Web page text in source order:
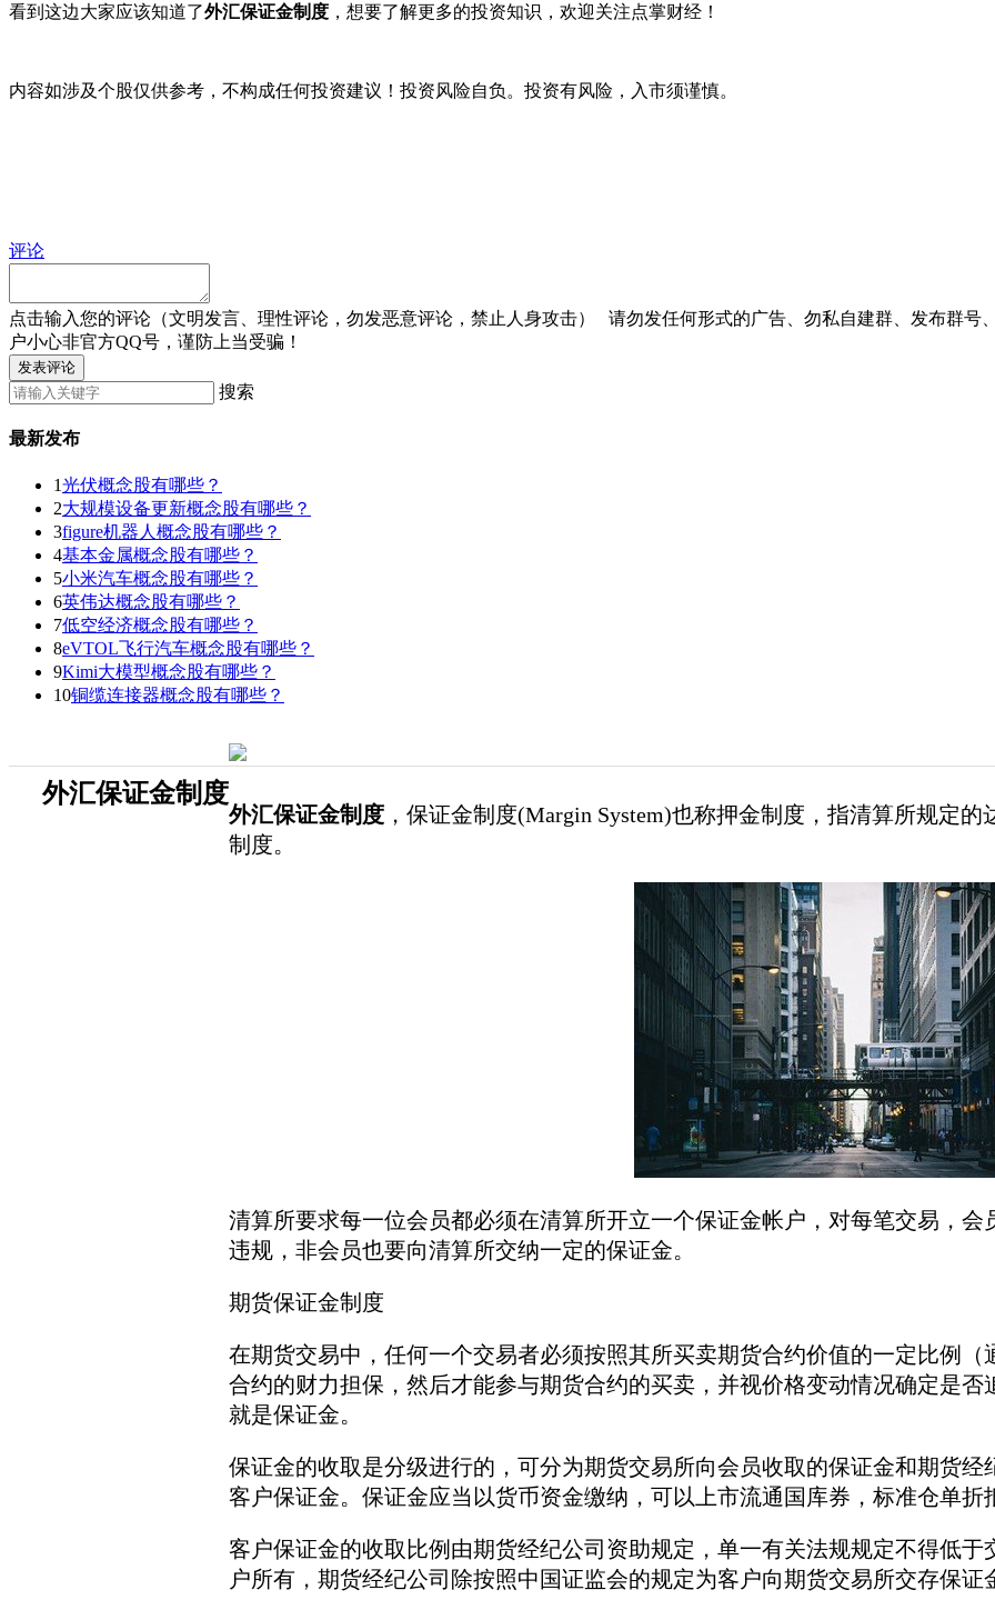
看到这边大家应该知道了外汇保证金制度 ，想要了解更多的投资知识，欢迎关注点掌财经！
内容如涉及个股仅供参考，不构成任何投资建议！投资风险自负。投资有风险，入市须谨慎。
评论
点击输入您的评论（文明发言、理性评论，勿发恶意评论，禁止人身攻击）
请勿发任何形式的广告、勿私自建群、发布群号
户小心非官方QQ号，谨防上当受骗！
发表评论
搜索
最新发布
1光伏概念股有哪些？
2大规模设备更新概念股有哪些？
3figure机器人概念股有哪些？
4基本金属概念股有哪些？
5小米汽车概念股有哪些？
6英伟达概念股有哪些？
7低空经济概念股有哪些？
8eVTOL飞行汽车概念股有哪些？
9Kimi大模型概念股有哪些？
10铜缆连接器概念股有哪些？
​外汇保证金制度
外汇保证金制度 ，保证金制度(Margin System)也称押金制度，指清算所规定
制度。
清算所要求每一位会员都必须在清算所开立一个保证金帐户，对每笔交易，
违规，非会员也要向清算所交纳一定的保证金。
期货保证金制度
在期货交易中，任何一个交易者必须按照其所买卖期货合约价值的一定比例
合约的财力担保，然后才能参与期货合约的买卖，并视价格变动情况确定是
就是保证金。
保证金的收取是分级进行的，可分为期货交易所向会员收取的保证金和期货
客户保证金。保证金应当以货币资金缴纳，可以上市流通国库券，标准仓单折
客户保证金的收取比例由期货经纪公司资助规定，单一有关法规规定不得低
户所有，期货经纪公司除按照中国证监会的规定为客户向期货交易所交存保